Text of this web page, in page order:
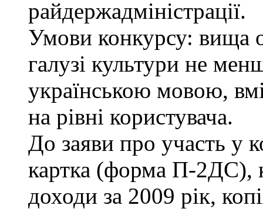
райдержадміністрації.
Умови конкурсу: вища
галузі культури не
українською мовою,
на рівні користувача.
До заяви про участь у
картка (форма П-2ДС),
доходи за 2009 рік,